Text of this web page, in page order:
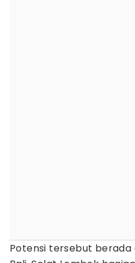
Potensi tersebut berada